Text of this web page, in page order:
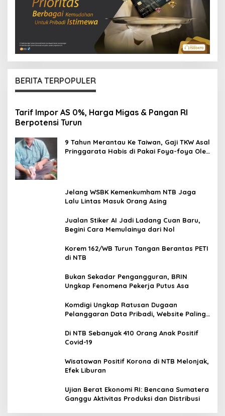
BERITA TERPOPULER
Tarif Impor AS 0%, Harga Migas & Pangan RI
Berpotensi Turun
9 Tahun Merantau Ke Taiwan, Gaji TKW Asal
Pringgarata Habis di Pakai Foya-foya Oleh
Jelang WSBK Kemenkumham NTB Jaga
Lalu Lintas Masuk Orang Asing
Jualan Stiker AI Jadi Ladang Cuan Baru,
Begini Cara Memulainya dari Nol
Korem 162/WB Turun Tangan Berantas PETI
di NTB
Bukan Sekadar Pengangguran, BRIN
Ungkap Fenomena Pekerja Putus Asa
Komdigi Ungkap Ratusan Dugaan
Pelanggaran Data Pribadi, Website Paling
Di NTB Sebanyak 410 Orang Anak Positif
Covid-19
Wisatawan Positif Korona di NTB Melonjak,
Efek Liburan
Ujian Berat Ekonomi RI: Bencana Sumatera
Ganggu Aktivitas Produksi dan Distribusi